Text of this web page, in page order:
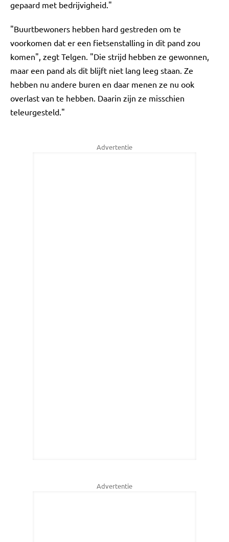
gepaard met bedrijvigheid."
"Buurtbewoners hebben hard gestreden om te
voorkomen dat er een fietsenstalling in dit pand zou
komen", zegt Telgen. "Die strijd hebben ze gewonnen,
maar een pand als dit blijft niet lang leeg staan. Ze
hebben nu andere buren en daar menen ze nu ook
overlast van te hebben. Daarin zijn ze misschien
teleurgesteld."
Advertentie
Advertentie